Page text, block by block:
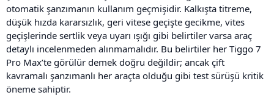
otomatik şanzımanın kullanım geçmişidir. Kalkışta titreme,
düşük hızda kararsızlık, geri vitese geçişte gecikme, vites
geçişlerinde sertlik veya uyarı ışığı gibi belirtiler varsa araç
detaylı incelenmeden alınmamalıdır. Bu belirtiler her Tiggo 7
Pro Max’te görülür demek doğru değildir; ancak çift
kavramalı şanzımanlı her araçta olduğu gibi test sürüşü kritik
öneme sahiptir.